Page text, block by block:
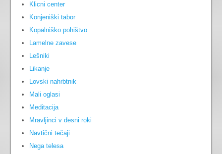
Klicni center
Konjeniški tabor
Kopalniško pohištvo
Lamelne zavese
Lešniki
Likanje
Lovski nahrbtnik
Mali oglasi
Meditacija
Mravljinci v desni roki
Navtični tečaji
Nega telesa